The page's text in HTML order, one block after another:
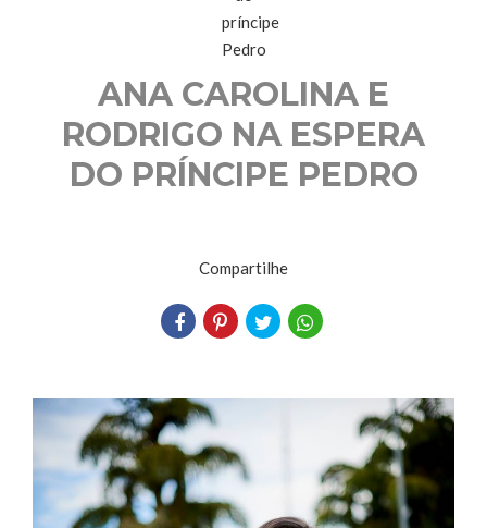
ANA CAROLINA E
RODRIGO NA ESPERA
DO PRÍNCIPE PEDRO
Compartilhe